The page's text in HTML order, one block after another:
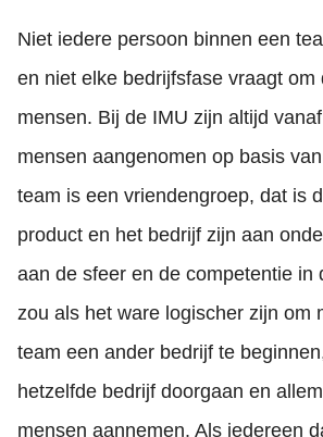
Niet iedere persoon binnen een
en niet elke bedrijfsfase vraagt om
mensen. Bij de IMU zijn altijd
mensen aangenomen op basis
team is een vriendengroep, dat is
product en het bedrijf zijn aan
aan de sfeer en de competentie in
zou als het ware logischer zijn om
team een ander bedrijf te
hetzelfde bedrijf doorgaan en
mensen aannemen. Als iedereen